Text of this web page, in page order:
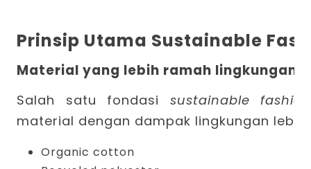
Prinsip Utama Sustainable
Material yang lebih ramah lingkungan
Salah satu fondasi sustainable fashion
material dengan dampak lingkungan
Organic cotton